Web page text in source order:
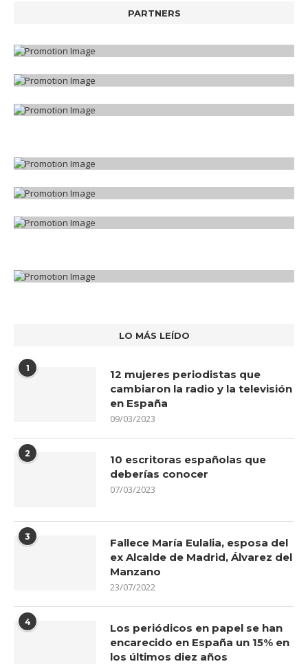
PARTNERS
LO MÁS LEÍDO
1
12 mujeres periodistas que
cambiaron la radio y la televisión
en España
09/03/2023
2
10 escritoras españolas que
deberías conocer
07/03/2023
3
Fallece María Eulalia, esposa del
ex Alcalde de Madrid, Álvarez del
Manzano
23/07/2022
4
Los periódicos en papel se han
encarecido en España un 15% en
los últimos diez años